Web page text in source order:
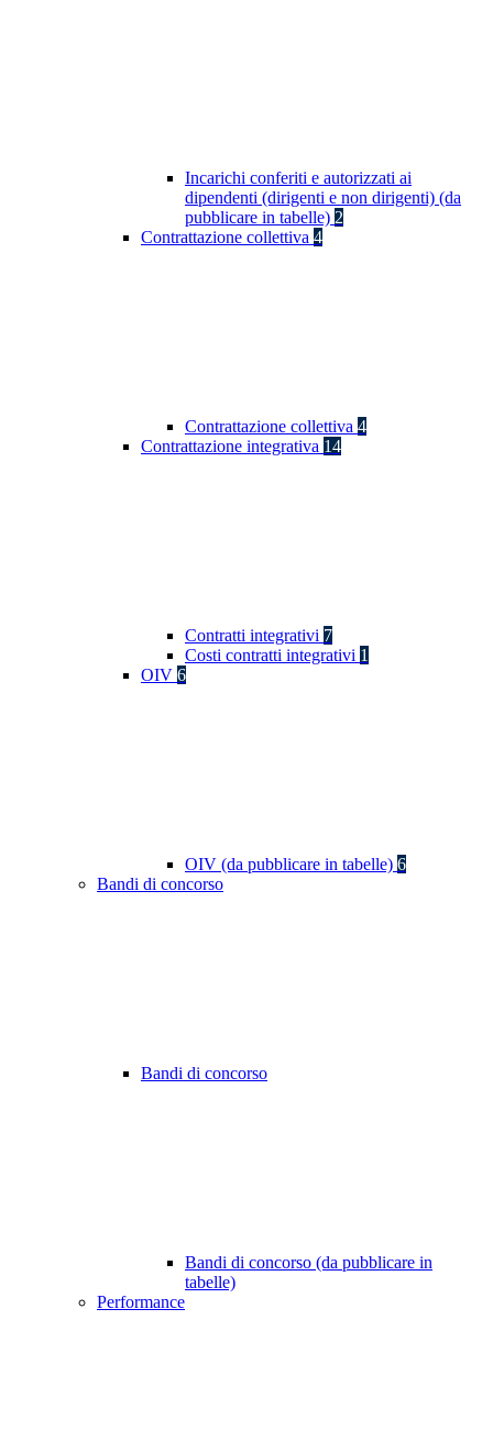
Incarichi conferiti e autorizzati ai
dipendenti (dirigenti e non dirigenti) (da
pubblicare in tabelle) 2
Contrattazione collettiva 4
Contrattazione collettiva 4
Contrattazione integrativa 14
Contratti integrativi 7
Costi contratti integrativi 1
OIV 6
OIV (da pubblicare in tabelle) 6
Bandi di concorso
Bandi di concorso
Bandi di concorso (da pubblicare in
tabelle)
Performance